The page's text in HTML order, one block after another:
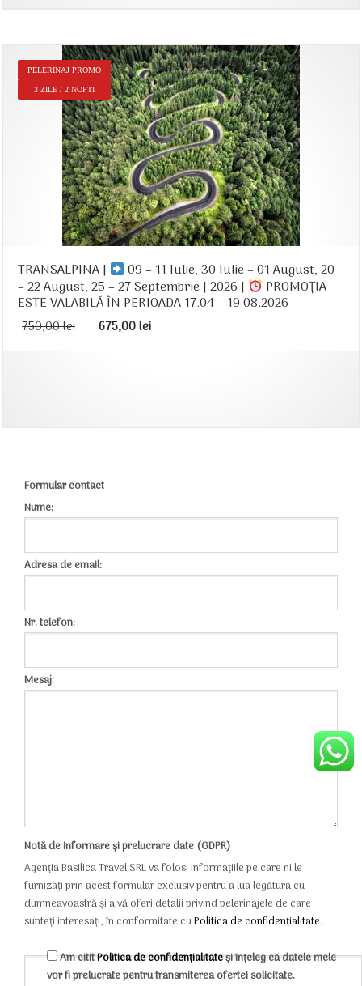
PELERINAJ PROMO
3 ZILE / 2 NOPTI
TRANSALPINA | 09 – 11 Iulie, 30 Iulie – 01 August, 20
– 22 August, 25 – 27 Septembrie | 2026 | PROMOȚIA
ESTE VALABILĂ ÎN PERIOADA 17.04 – 19.08.2026
750,00lei Prețul
675,00lei
Formular contact
Nume:
Adresa de email:
Nr. telefon:
Mesaj:
Notă de informare și prelucrare date (GDPR)
Agenția Basilica Travel SRL va folosi informațiile pe care ni le
furnizați prin acest formular exclusiv pentru a lua legătura cu
dumneavoastră și a vă oferi detalii privind pelerinajele de care
sunteți interesați, în conformitate cuPolitica de confidențialitate.
Am cititPolitica de confidențialitateși înțeleg că datele mele
vor fi prelucrate pentru transmiterea ofertei solicitate.